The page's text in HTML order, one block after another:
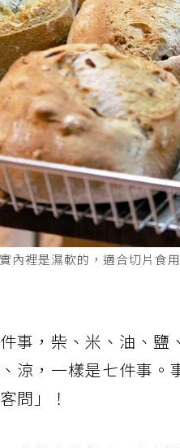
內裡是濕軟的，適合切片食用
事，柴、米、油、鹽
涼，一樣是七件事
問」！